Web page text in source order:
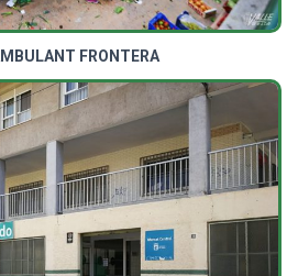
FRONTERA